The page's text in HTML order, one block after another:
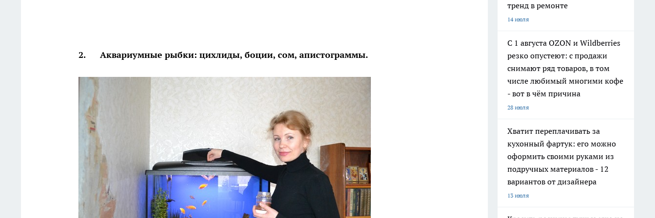
2. Аквариумные рыбки: цихлиды, боции, сом, апистограммы.
тренд в ремонте
14 июля
С 1 августа OZON и Wildberries
резко опустеют: с продажи
снимают ряд товаров, в том
числе любимый многими кофе
- вот в чём причина
28 июля
Хватит переплачивать за
кухонный фартук: его можно
оформить своими руками из
подручных материалов - 12
вариантов от дизайнера
13 июля